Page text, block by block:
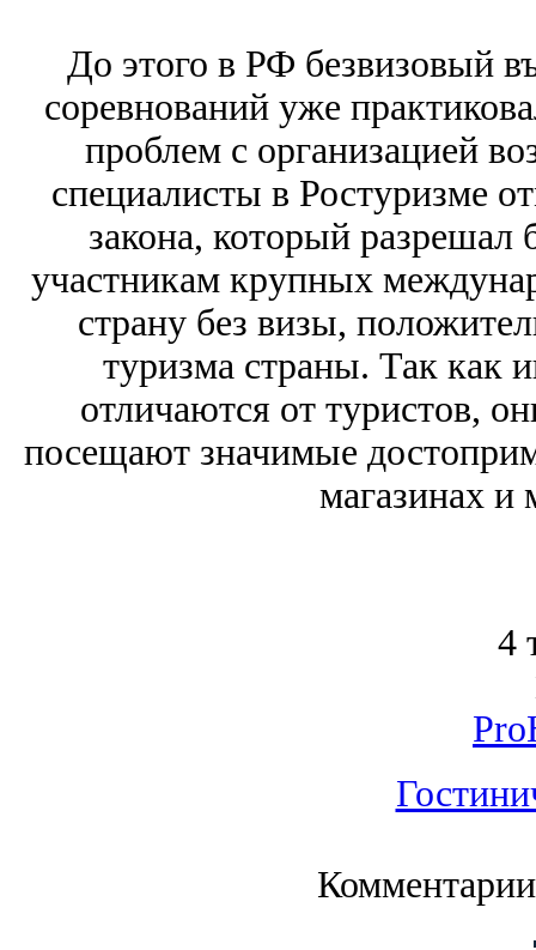
До этого в РФ безвизовый
соревнований уже
проблем с организацией
специалисты в Ростуризме
закона, который
участникам крупных
страну без визы,
туризма страны. Так как
отличаются от туристов,
посещают значимые
магазинах и
4